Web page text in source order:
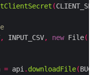
(
, INPUT_CSV, new File(
= api . downloadFile(